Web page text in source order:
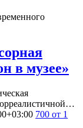
в музее»
700 от 1